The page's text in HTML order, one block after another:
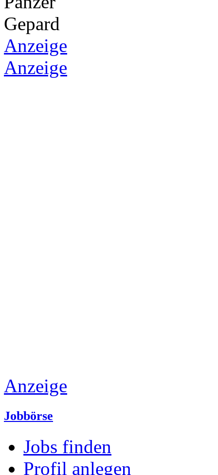
Anzeige
Anzeige
Anzeige
Jobbörse
Jobs finden
Profil anlegen